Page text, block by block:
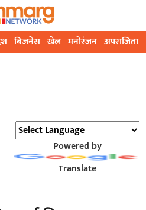
बिजनेस खेल मनोरंजन अपराजिता
Powered by
Translate